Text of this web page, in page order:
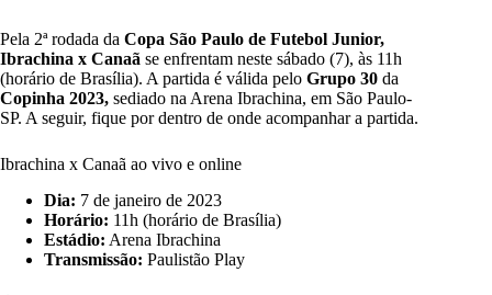
Pela 2ª rodada da Copa São Paulo de Futebol Junior,
Ibrachina x Canaã se enfrentam neste sábado (7), às 11h
(horário de Brasília). A partida é válida pelo Grupo 30 da
Copinha 2023, sediado na Arena Ibrachina, em São Paulo-
SP. A seguir, fique por dentro de onde acompanhar a partida.
Ibrachina x Canaã ao vivo e online
Dia: 7 de janeiro de 2023
Horário: 11h (horário de Brasília)
Estádio: Arena Ibrachina
Transmissão: Paulistão Play